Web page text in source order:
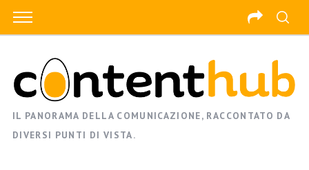
IL PANORAMA DELLA COMUNICAZIONE, RACCONTATO DA
DIVERSI PUNTI DI VISTA.